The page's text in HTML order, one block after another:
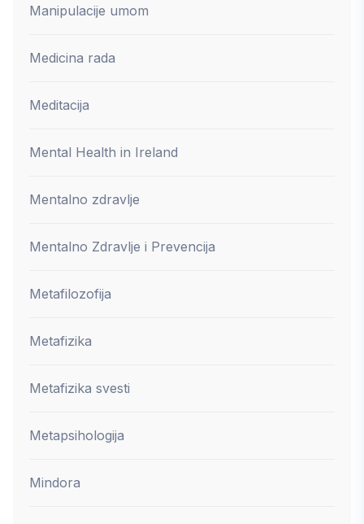
Manipulacije umom
Medicina rada
Meditacija
Mental Health in Ireland
Mentalno zdravlje
Mentalno Zdravlje i Prevencija
Metafilozofija
Metafizika
Metafizika svesti
Metapsihologija
Mindora